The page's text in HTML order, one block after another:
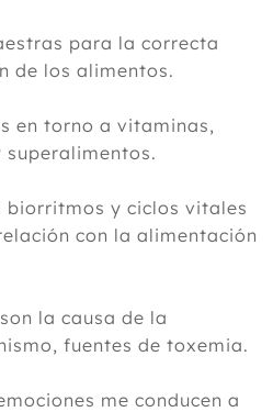
para la correcta
de los alimentos.
en torno a vitaminas,
biorritmos y ciclos vitales
con la alimentación
la causa de la
fuentes de toxemia.
me conducen a